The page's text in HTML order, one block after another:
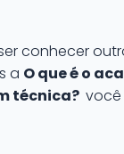
conhecer
a O que é o
técnica? você